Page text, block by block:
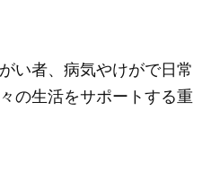
い者、病気やけがで日常
の生活をサポートする重